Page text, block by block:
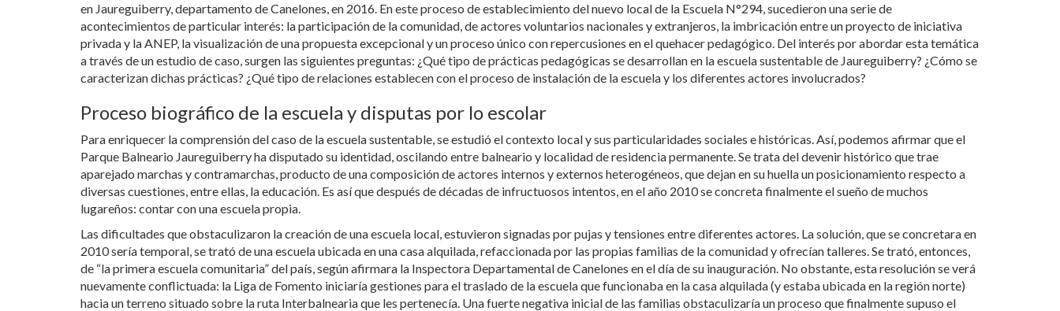
en Jaureguiberry, departamento de Canelones, en 2016. En este proceso de establecimiento del nuevo local de la Escuela N°294, sucedieron una serie de
acontecimientos de particular interés: la participación de la comunidad, de actores voluntarios nacionales y extranjeros, la imbricación entre un proyecto de iniciativa
privada y la ANEP, la visualización de una propuesta excepcional y un proceso único con repercusiones en el quehacer pedagógico. Del interés por abordar esta temática
a través de un estudio de caso, surgen las siguientes preguntas: ¿Qué tipo de prácticas pedagógicas se desarrollan en la escuela sustentable de Jaureguiberry? ¿Cómo se
caracterizan dichas prácticas? ¿Qué tipo de relaciones establecen con el proceso de instalación de la escuela y los diferentes actores involucrados?
Proceso biográfico de la escuela y disputas por lo escolar
Para enriquecer la comprensión del caso de la escuela sustentable, se estudió el contexto local y sus particularidades sociales e históricas. Así, podemos afirmar que el
Parque Balneario Jaureguiberry ha disputado su identidad, oscilando entre balneario y localidad de residencia permanente. Se trata del devenir histórico que trae
aparejado marchas y contramarchas, producto de una composición de actores internos y externos heterogéneos, que dejan en su huella un posicionamiento respecto a
diversas cuestiones, entre ellas, la educación. Es así que después de décadas de infructuosos intentos, en el año 2010 se concreta finalmente el sueño de muchos
lugareños: contar con una escuela propia.
Las dificultades que obstaculizaron la creación de una escuela local, estuvieron signadas por pujas y tensiones entre diferentes actores. La solución, que se concretara en
2010 sería temporal, se trató de una escuela ubicada en una casa alquilada, refaccionada por las propias familias de la comunidad y ofrecían talleres. Se trató, entonces,
de “la primera escuela comunitaria” del país, según afirmara la Inspectora Departamental de Canelones en el día de su inauguración. No obstante, esta resolución se verá
nuevamente conflictuada: la Liga de Fomento iniciaría gestiones para el traslado de la escuela que funcionaba en la casa alquilada (y estaba ubicada en la región norte)
hacia un terreno situado sobre la ruta Interbalnearia que les pertenecía. Una fuerte negativa inicial de las familias obstaculizaría un proceso que finalmente supuso el